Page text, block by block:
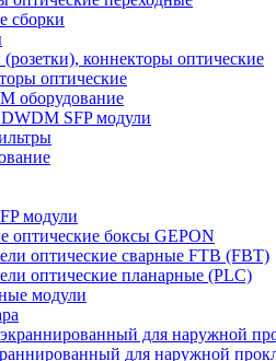
сборки
коннекторы оптические
оптические
оборудование
SFP модули
модули
оптические боксы GEPON
оптические сварные FTB (FBT)
оптические планарные (PLC)
модули
для наружной
для наружной